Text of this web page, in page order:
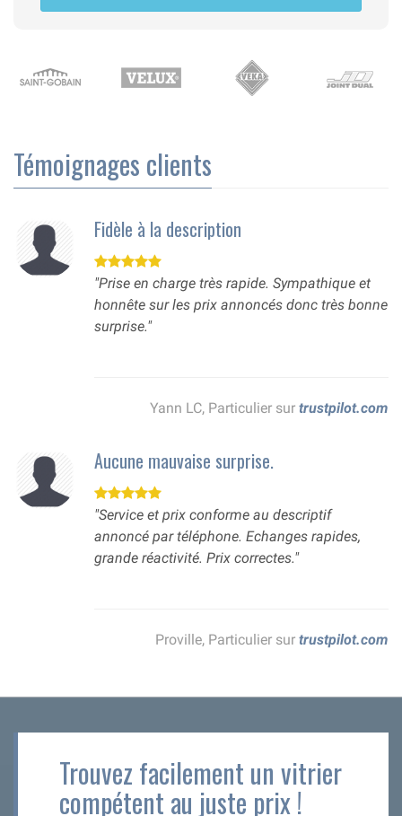
Témoignages clients
Fidèle à la description
"Prise en charge très rapide. Sympathique et
honnête sur les prix annoncés donc très bonne
surprise."
Yann LC, Particulier sur trustpilot.com
Aucune mauvaise surprise.
"Service et prix conforme au descriptif
annoncé par téléphone. Echanges rapides,
grande réactivité. Prix correctes."
Proville, Particulier sur trustpilot.com
Trouvez facilement un vitrier
compétent au juste prix !